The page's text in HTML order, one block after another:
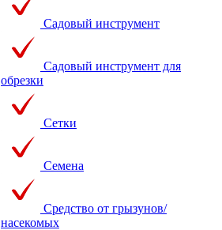
Садовый инструмент
Садовый инструмент для
обрезки
Сетки
Семена
Средство от грызунов/
насекомых